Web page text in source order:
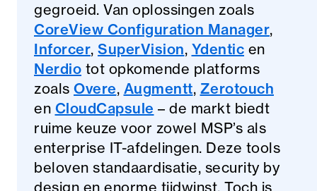
gegroeid. Van oplossingen zoals
CoreView Configuration Manager,
Inforcer, SuperVision, Ydentic en
Nerdio tot opkomende platforms
zoals Overe, Augmentt, Zerotouch
en CloudCapsule – de markt biedt
ruime keuze voor zowel MSP’s als
enterprise IT-afdelingen. Deze tools
beloven standaardisatie, security by
design en enorme tijdwinst. Toch is